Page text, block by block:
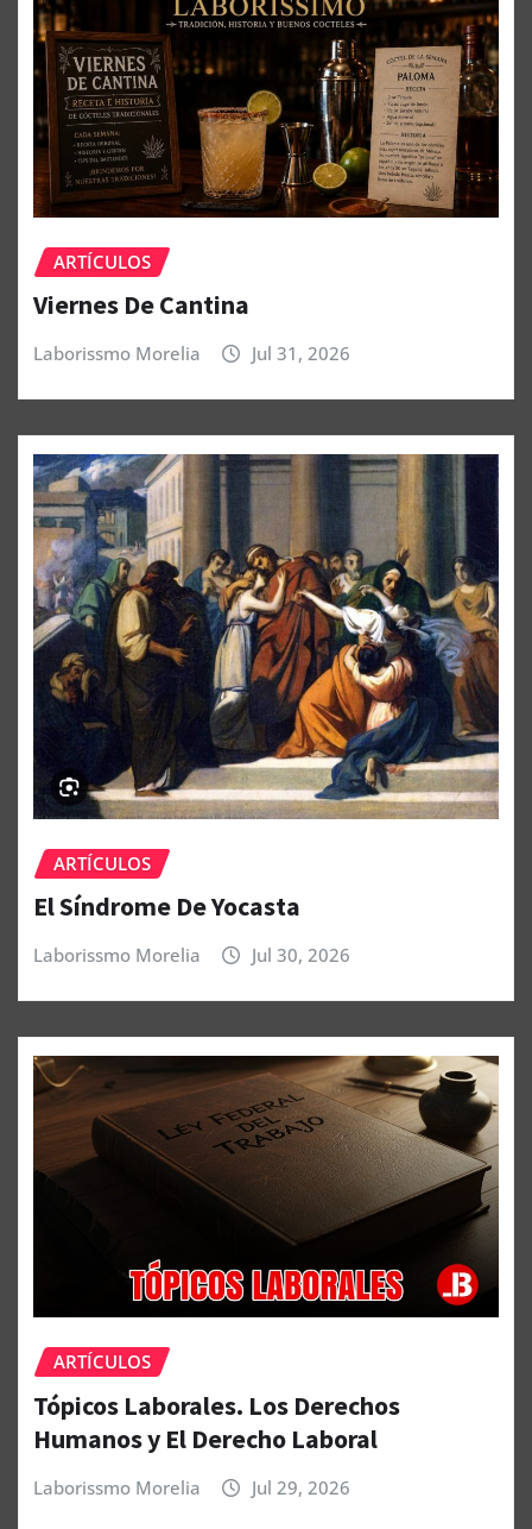
ARTÍCULOS
Viernes De Cantina
Laborissmo Morelia Jul 31, 2026
ARTÍCULOS
El Síndrome De Yocasta
Laborissmo Morelia Jul 30, 2026
ARTÍCULOS
Tópicos Laborales. Los Derechos
Humanos y El Derecho Laboral
Laborissmo Morelia Jul 29, 2026